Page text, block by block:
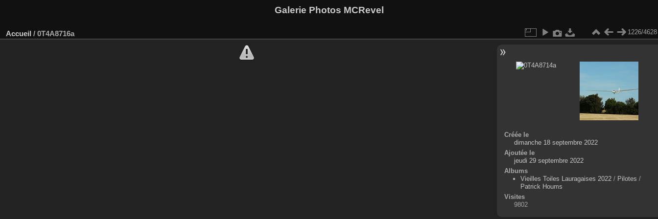
Galerie Photos MCRevel
Accueil / 0T4A8716a 1226/4628
Créée le
dimanche 18 septembre 2022
Ajoutée le
jeudi 29 septembre 2022
Albums
Vieilles Toiles Lauragaises 2022/ Pilotes /
Patrick Houms
Visites
9802